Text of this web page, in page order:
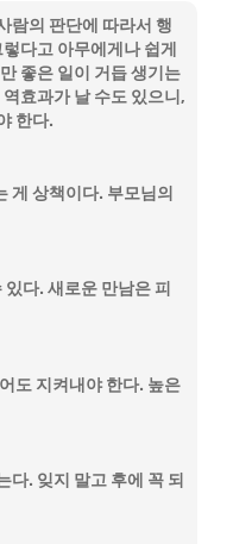
람의 판단에 따라서 행
다고 아무에게나 쉽게
좋은 일이 거듭 생기는
효과가 날 수도 있으니,
한다.
게 상책이다. 부모님의
다. 새로운 만남은 피
도 지켜내야 한다. 높은
다. 잊지 말고 후에 꼭 되